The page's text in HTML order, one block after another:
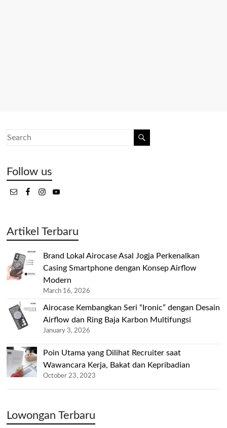
Follow us
Artikel Terbaru
Brand Lokal Airocase Asal Jogja Perkenalkan
Casing Smartphone dengan Konsep Airflow
Modern
March 16, 2026
Airocase Kembangkan Seri “Ironic” dengan Desain
Airflow dan Ring Baja Karbon Multifungsi
January 3, 2026
Poin Utama yang Dilihat Recruiter saat
Wawancara Kerja, Bakat dan Kepribadian
October 23, 2023
Lowongan Terbaru